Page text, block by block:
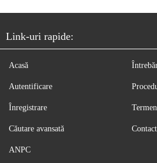
Link-uri rapide:
Acasă
Autentificare
Înregistrare
Căutare avansată
ANPC